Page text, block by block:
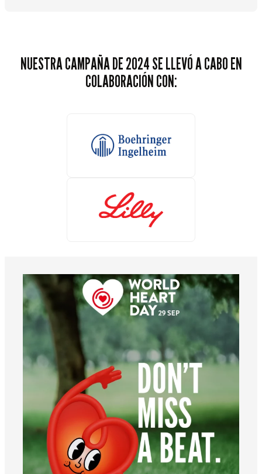
NUESTRA CAMPAÑA DE 2024 SE LLEVÓ A CABO EN
COLABORACIÓN CON:
worldheartfederation
6 de agosto